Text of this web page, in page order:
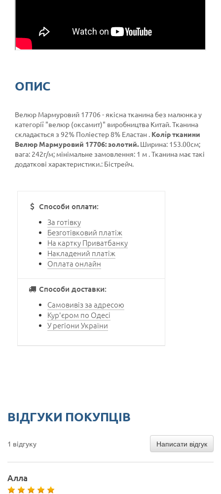
ОПИС
Велюр Мармуровий 17706 - якісна тканина без малюнка у
категорії "велюр (оксамит)" виробництва Китай. Тканина
складається з 92% Поліестер 8% Еластан . Колір тканини
Велюр Мармуровий 17706: золотий. Ширина: 153.00см;
вага: 242г/м; мінімальне замовлення: 1 м . Тканина має такі
додаткові характеристики.: Бістрейч.
Способи оплати:
За готівку
Безготівковий платіж
На картку Приватбанку
Накладений платіж
Оплата онлайн
Способи доставки:
Самовивіз за адресою
Кур'єром по Одесі
У регіони України
ВІДГУКИ ПОКУПЦІВ
1 відгуку Написати відгук
Алла